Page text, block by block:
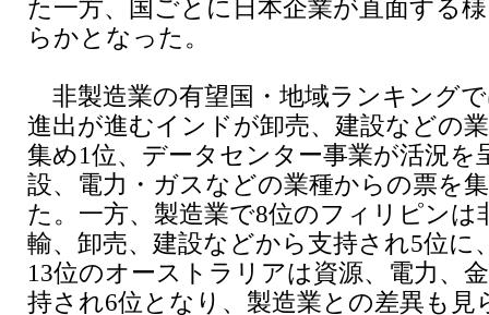
た一方、国ごとに日本企業が直面する
らかとなった。
非製造業の有望国・地域ランキング
進出が進むインドが卸売、建設などの
集め1位、データセンター事業が活況を
設、電力・ガスなどの業種からの票を
た。一方、製造業で8位のフィリピンは
輸、卸売、建設などから支持され5位に
13位のオーストラリアは資源、電力、
持され6位となり、製造業との差異も見